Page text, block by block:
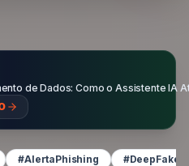
de Dados: Como o Assistente
#AlertaPhishing